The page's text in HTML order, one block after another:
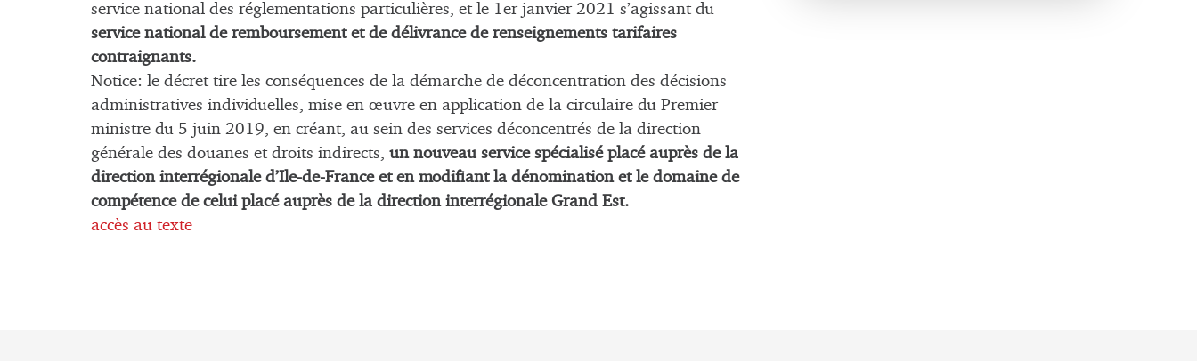
service national des réglementations particulières, et le 1er janvier 2021 s’agissant du
service national de remboursement et de délivrance de renseignements tarifaires
contraignants.
Notice: le décret tire les conséquences de la démarche de déconcentration des décisions
administratives individuelles, mise en œuvre en application de la circulaire du Premier
ministre du 5 juin 2019, en créant, au sein des services déconcentrés de la direction
générale des douanes et droits indirects, un nouveau service spécialisé placé auprès de la
direction interrégionale d’Ile-de-France et en modifiant la dénomination et le domaine de
compétence de celui placé auprès de la direction interrégionale Grand Est.
accès au texte